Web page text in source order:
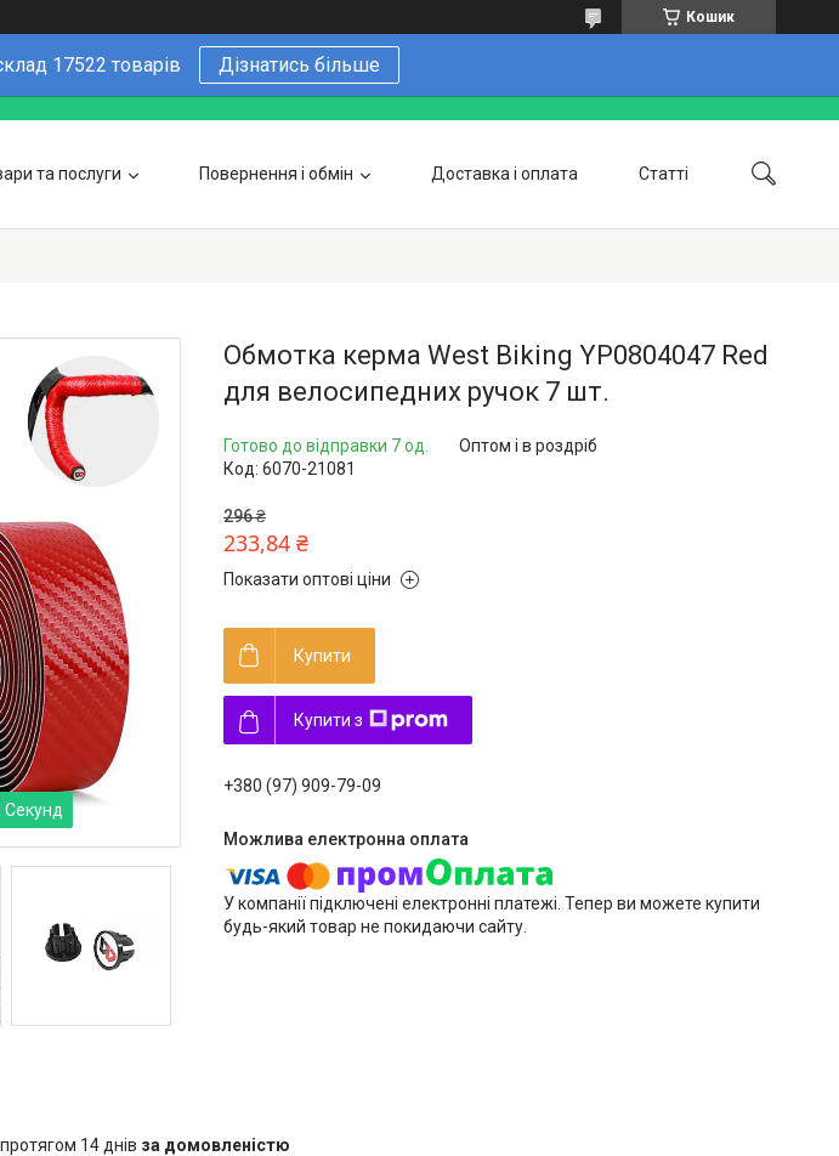
Кошик
17522 товарів Дізнатись більше
та послуги Повернення і обмін Доставка і оплата Статті
Оптовим покупцям Напишіть нам в Telegram Фотогалерея
Секунд
Обмотка керма West Biking YP0804047 Red
для велосипедних ручок 7 шт.
Готово до відправки 7 од.
Оптом і в роздріб
Код: 6070-21081
296 ₴
233,84 ₴
Показати оптові ціни
Купити
Купити з
+380 (97) 909-79-09
У компанії підключені електронні платежі. Тепер ви можете купити
будь-який товар не покидаючи сайту.
14 днів за домовленістю